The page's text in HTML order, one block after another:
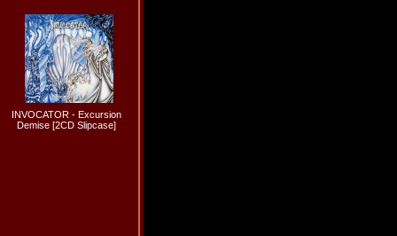
INVOCATOR - Excursion
Demise [2CD Slipcase]